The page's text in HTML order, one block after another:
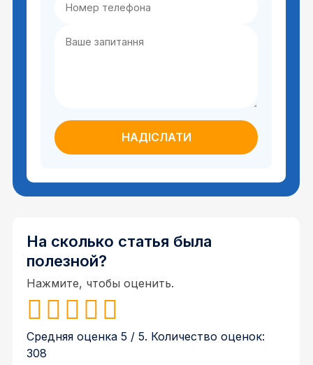
На сколько статья была
полезной?
Нажмите, чтобы оценить.
Средняя оценка5 / 5. Количество оценок:
308